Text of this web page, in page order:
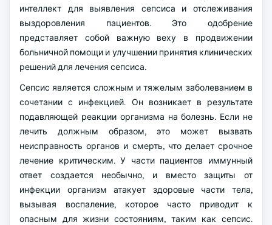
интеллект для выявления сепсиса и отслеживания
выздоровления пациентов. Это одобрение
представляет собой важную веху в продвижении
больничной помощи и улучшении принятия клинических
решений для лечения сепсиса.
Сепсис является сложным и тяжелым заболеванием в
сочетании с инфекцией. Он возникает в результате
подавляющей реакции организма на болезнь. Если не
лечить должным образом, это может вызвать
неисправность органов и смерть, что делает срочное
лечение критическим. У части пациентов иммунный
ответ создается необычно, и вместо защиты от
инфекции организм атакует здоровые части тела,
вызывая воспаление, которое часто приводит к
опасным для жизни состояниям, таким как сепсис.